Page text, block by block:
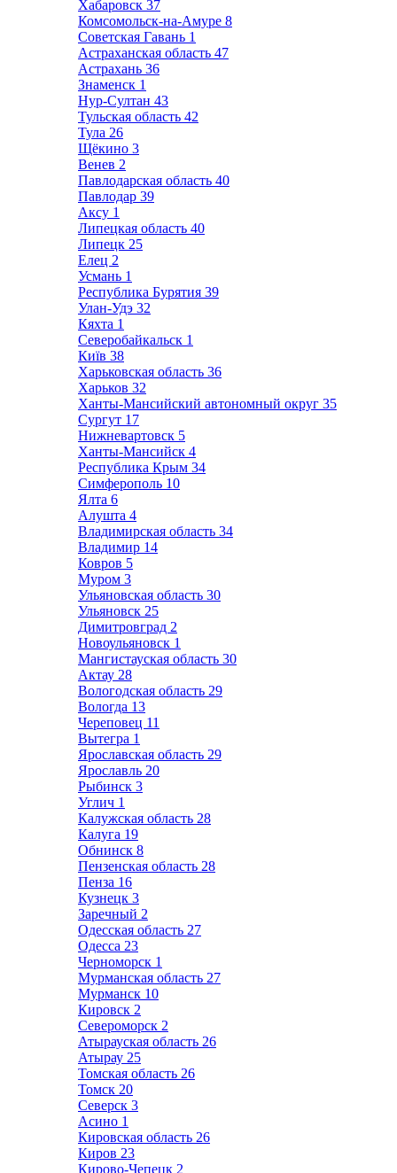
Хабаровск 37
Комсомольск-на-Амуре 8
Советская Гавань 1
Астраханская область 47
Астрахань 36
Знаменск 1
Нур-Султан 43
Тульская область 42
Тула 26
Щёкино 3
Венев 2
Павлодарская область 40
Павлодар 39
Аксу 1
Липецкая область 40
Липецк 25
Елец 2
Усмань 1
Республика Бурятия 39
Улан-Удэ 32
Кяхта 1
Северобайкальск 1
Київ 38
Харьковская область 36
Харьков 32
Ханты-Мансийский автономный округ 35
Сургут 17
Нижневартовск 5
Ханты-Мансийск 4
Республика Крым 34
Симферополь 10
Ялта 6
Алушта 4
Владимирская область 34
Владимир 14
Ковров 5
Муром 3
Ульяновская область 30
Ульяновск 25
Димитровград 2
Новоульяновск 1
Мангистауская область 30
Актау 28
Вологодская область 29
Вологда 13
Череповец 11
Вытегра 1
Ярославская область 29
Ярославль 20
Рыбинск 3
Углич 1
Калужская область 28
Калуга 19
Обнинск 8
Пензенская область 28
Пенза 16
Кузнецк 3
Заречный 2
Одесская область 27
Одесса 23
Черноморск 1
Мурманская область 27
Мурманск 10
Кировск 2
Североморск 2
Атырауская область 26
Атырау 25
Томская область 26
Томск 20
Северск 3
Асино 1
Кировская область 26
Киров 23
Кирово-Чепецк 2